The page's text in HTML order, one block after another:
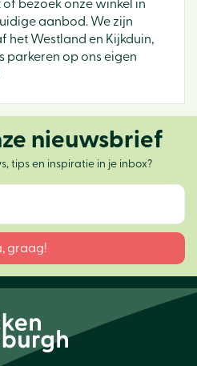
bezoek onze winkel in
aanbod. We zijn
het Westland en Kijkduin,
parkeren op ons eigen
nieuwsbrief
tips en inspiratie in je inbox?